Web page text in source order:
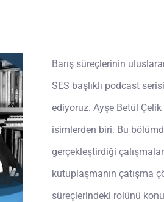
Barış süreçlerinin
SES başlıklı podcast
ediyoruz. Ayşe Betül
isimlerden biri. Bu
gerçekleştirdiği
kutuplaşmanın çatışma
süreçlerindeki rolünü